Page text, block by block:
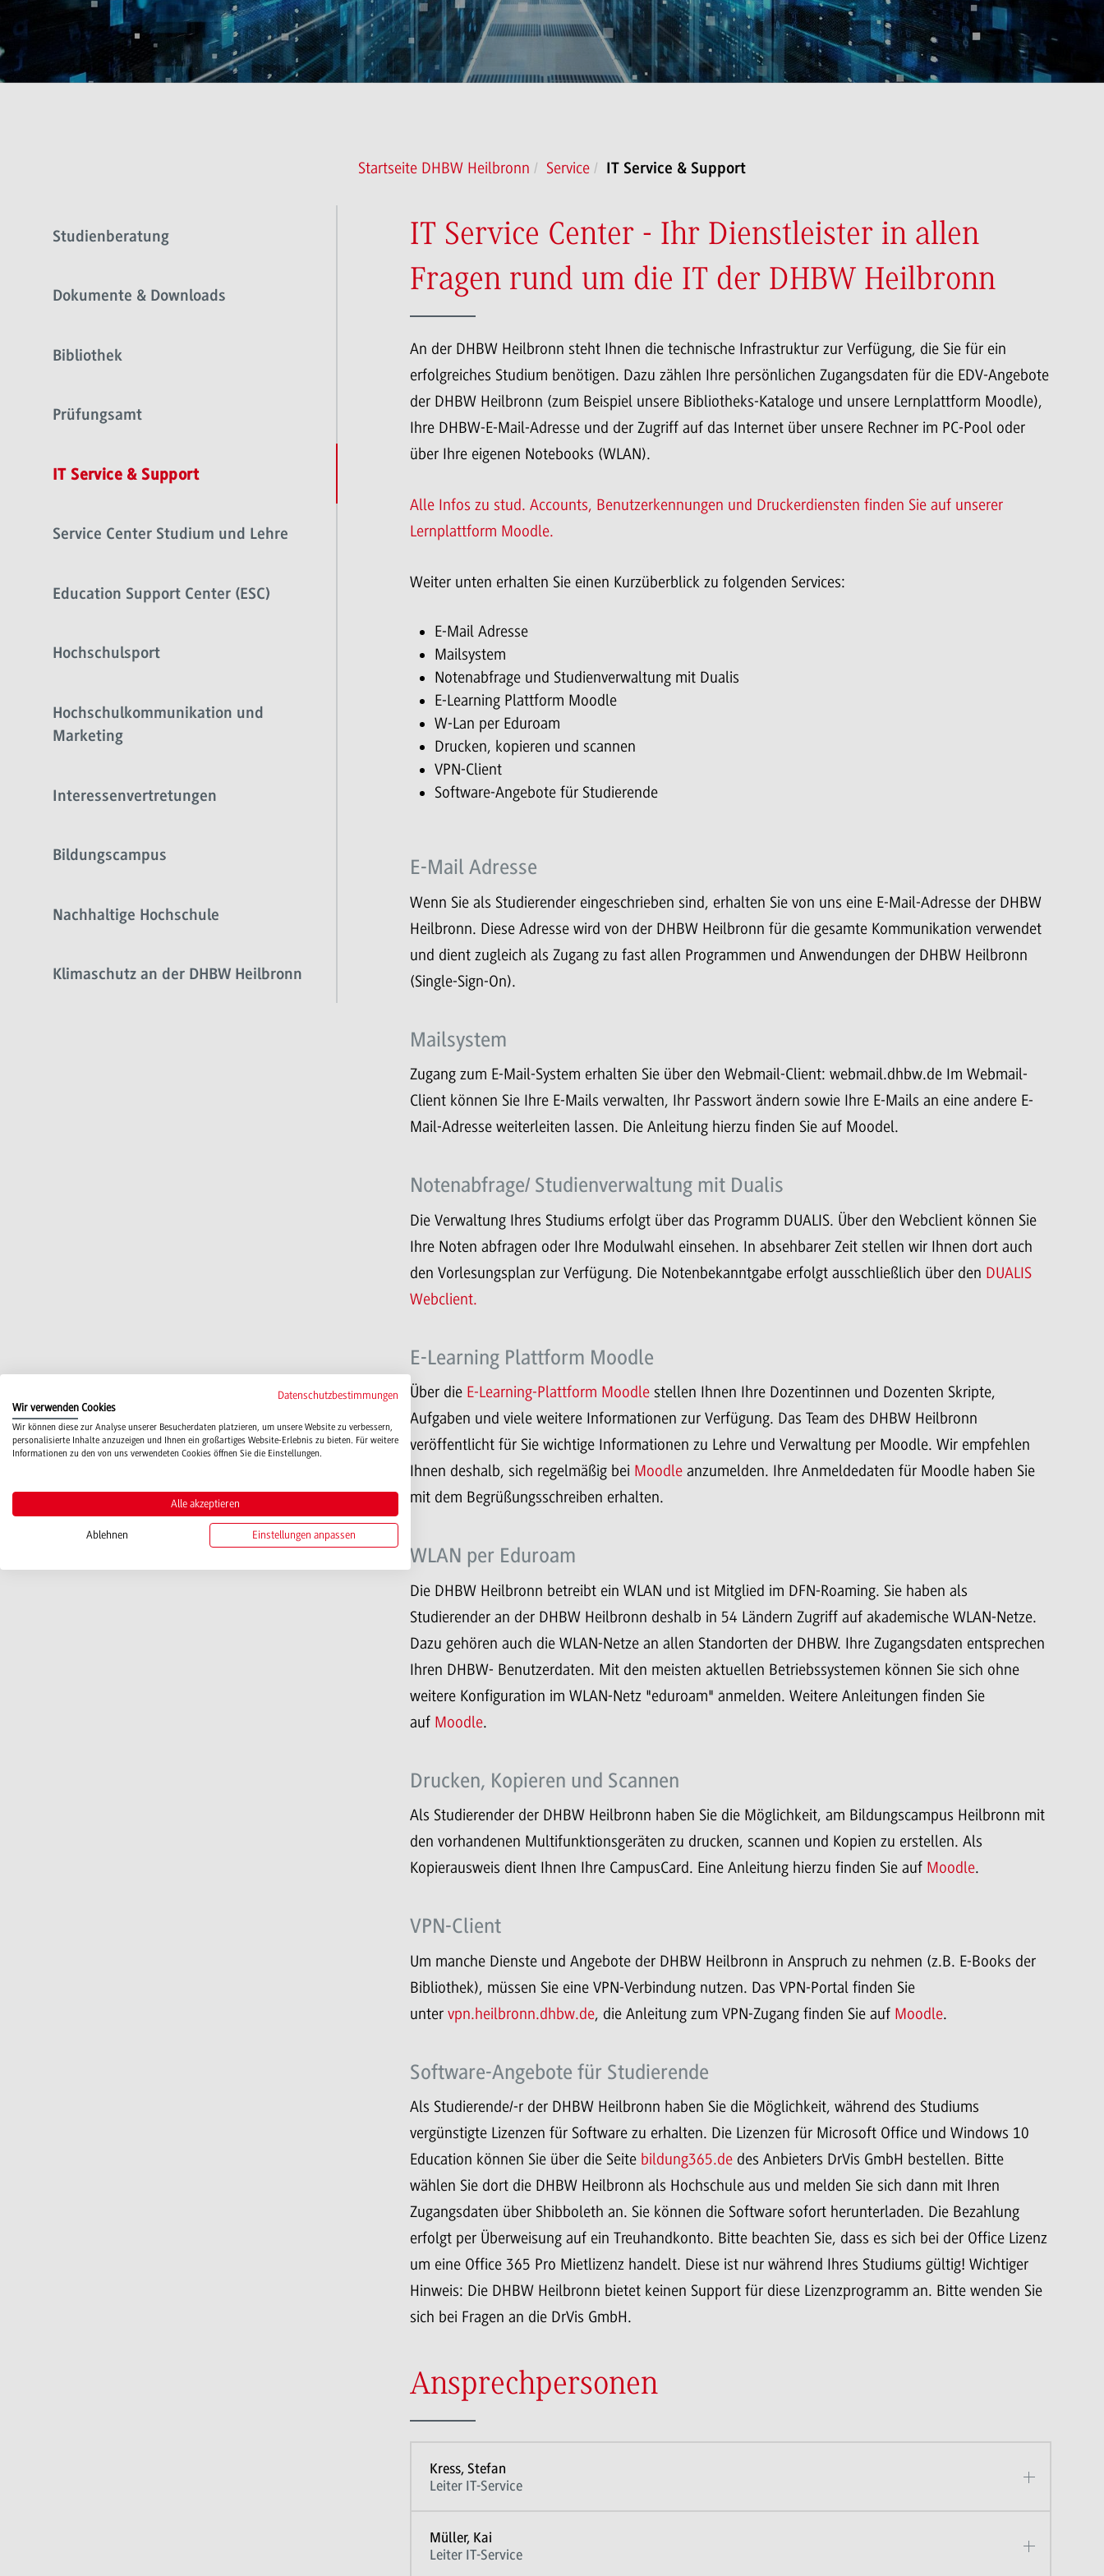
Startseite DHBW Heilbronn Service IT Service & Support
Studienberatung
Dokumente & Downloads
Bibliothek
Prüfungsamt
IT Service & Support
Service Center Studium und Lehre
Education Support Center (ESC)
Hochschulsport
Hochschulkommunikation und
Marketing
Interessenvertretungen
Bildungscampus
Nachhaltige Hochschule
Klimaschutz an der DHBW Heilbronn
IT Service Center - Ihr Dienstleister in allen
Fragen rund um die IT der DHBW Heilbronn
An der DHBW Heilbronn steht Ihnen die technische Infrastruktur zur Verfügung, die Sie für ein
erfolgreiches Studium benötigen. Dazu zählen Ihre persönlichen Zugangsdaten für die EDV-Angebote
der DHBW Heilbronn (zum Beispiel unsere Bibliotheks-Kataloge und unsere Lernplattform Moodle),
Ihre DHBW-E-Mail-Adresse und der Zugriff auf das Internet über unsere Rechner im PC-Pool oder
über Ihre eigenen Notebooks (WLAN).
Alle Infos zu stud. Accounts, Benutzerkennungen und Druckerdiensten finden Sie auf unserer
Lernplattform Moodle.
Weiter unten erhalten Sie einen Kurzüberblick zu folgenden Services:
E-Mail Adresse
Mailsystem
Notenabfrage und Studienverwaltung mit Dualis
E-Learning Plattform Moodle
W-Lan per Eduroam
Drucken, kopieren und scannen
VPN-Client
Software-Angebote für Studierende
E-Mail Adresse
Wenn Sie als Studierender eingeschrieben sind, erhalten Sie von uns eine E-Mail-Adresse der DHBW
Heilbronn. Diese Adresse wird von der DHBW Heilbronn für die gesamte Kommunikation verwendet
und dient zugleich als Zugang zu fast allen Programmen und Anwendungen der DHBW Heilbronn
(Single-Sign-On).
Mailsystem
Zugang zum E-Mail-System erhalten Sie über den Webmail-Client: webmail.dhbw.de Im Webmail-
Client können Sie Ihre E-Mails verwalten, Ihr Passwort ändern sowie Ihre E-Mails an eine andere E-
Mail-Adresse weiterleiten lassen. Die Anleitung hierzu finden Sie auf Moodel.
Notenabfrage/ Studienverwaltung mit Dualis
Die Verwaltung Ihres Studiums erfolgt über das Programm DUALIS. Über den Webclient können Sie
Ihre Noten abfragen oder Ihre Modulwahl einsehen. In absehbarer Zeit stellen wir Ihnen dort auch
den Vorlesungsplan zur Verfügung. Die Notenbekanntgabe erfolgt ausschließlich über den DUALIS
Webclient.
E-Learning Plattform Moodle
Über die E-Learning-Plattform Moodlestellen Ihnen Ihre Dozentinnen und Dozenten Skripte,
Aufgaben und viele weitere Informationen zur Verfügung. Das Team des DHBW Heilbronn
veröffentlicht für Sie wichtige Informationen zu Lehre und Verwaltung per Moodle. Wir empfehlen
Ihnen deshalb, sich regelmäßig bei Moodleanzumelden. Ihre Anmeldedaten für Moodle haben Sie
mit dem Begrüßungsschreiben erhalten.
WLAN per Eduroam
Die DHBW Heilbronn betreibt ein WLAN und ist Mitglied im DFN-Roaming. Sie haben als
Studierender an der DHBW Heilbronn deshalb in 54 Ländern Zugriff auf akademische WLAN-Netze.
Dazu gehören auch die WLAN-Netze an allen Standorten der DHBW. Ihre Zugangsdaten entsprechen
Ihren DHBW- Benutzerdaten. Mit den meisten aktuellen Betriebssystemen können Sie sich ohne
weitere Konfiguration im WLAN-Netz "eduroam" anmelden. Weitere Anleitungen finden Sie
auf Moodle.
Drucken, Kopieren und Scannen
Als Studierender der DHBW Heilbronn haben Sie die Möglichkeit, am Bildungscampus Heilbronn mit
den vorhandenen Multifunktionsgeräten zu drucken, scannen und Kopien zu erstellen. Als
Kopierausweis dient Ihnen Ihre CampusCard. Eine Anleitung hierzu finden Sie auf Moodle.
VPN-Client
Um manche Dienste und Angebote der DHBW Heilbronn in Anspruch zu nehmen (z.B. E-Books der
Bibliothek), müssen Sie eine VPN-Verbindung nutzen. Das VPN-Portal finden Sie
unter vpn.heilbronn.dhbw.de, die Anleitung zum VPN-Zugang finden Sie auf Moodle.
Software-Angebote für Studierende
Als Studierende/-r der DHBW Heilbronn haben Sie die Möglichkeit, während des Studiums
vergünstigte Lizenzen für Software zu erhalten. Die Lizenzen für Microsoft Office und Windows 10
Education können Sie über die Seite bildung365.dedes Anbieters DrVis GmbH bestellen. Bitte
wählen Sie dort die DHBW Heilbronn als Hochschule aus und melden Sie sich dann mit Ihren
Zugangsdaten über Shibboleth an. Sie können die Software sofort herunterladen. Die Bezahlung
erfolgt per Überweisung auf ein Treuhandkonto. Bitte beachten Sie, dass es sich bei der Office Lizenz
um eine Office 365 Pro Mietlizenz handelt. Diese ist nur während Ihres Studiums gültig! Wichtiger
Hinweis: Die DHBW Heilbronn bietet keinen Support für diese Lizenzprogramm an. Bitte wenden Sie
sich bei Fragen an die DrVis GmbH.
Ansprechpersonen
Kress, Stefan
Leiter IT-Service
Müller, Kai
Leiter IT-Service
Datenschutzbestimmungen
Wir verwenden Cookies
Wir können diese zur Analyse unserer Besucherdaten platzieren, um unsere Website zu verbessern,
personalisierte Inhalte anzuzeigen und Ihnen ein großartiges Website-Erlebnis zu bieten. Für weitere
Informationen zu den von uns verwendeten Cookies öffnen Sie die Einstellungen.
Alle akzeptieren
Ablehnen Einstellungen anpassen